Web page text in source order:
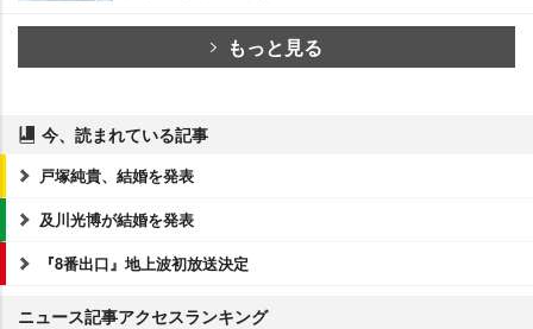
もっと見る
今、読まれている記事
戸塚純貴、結婚を発表
及川光博が結婚を発表
『8番出口』地上波初放送決定
ニュース記事アクセスランキング